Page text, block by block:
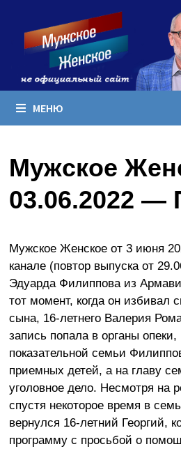
содержимому
МЕНЮ
Мужское
03.06.2022 —
Мужское Женское от 3 июня
канале (повтор выпуска от
Эдуарда Филиппова из
тот момент, когда он избивал
сына, 16-летнего Валерия
запись попала в органы опеки,
показательной семьи
приемных детей, а на главу
уголовное дело. Несмотря на
спустя некоторое время в
вернулся 16-летний Георгий,
программу с просьбой о